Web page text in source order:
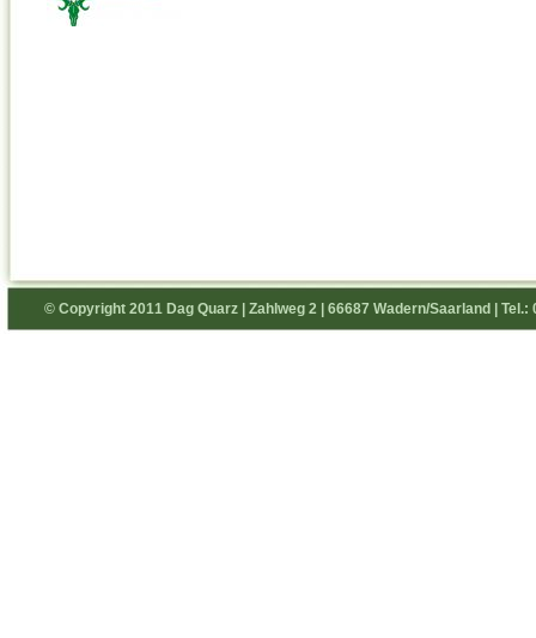
© Copyright 2011 Dag Quarz | Zahlweg 2 | 66687 Wadern/Saarland | Tel.: